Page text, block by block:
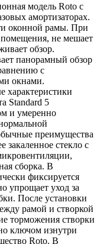
модель Roto c
амортизаторах.
оконной рамы. При
помещения, не мешает
обзор.
панорамный обзор
с
окнами.
характеристики
Standard 5
и умеренно
преимущества
закаленное стекло с
сборка. В
фиксируется
упрощает уход за
После установки
рамой и створкой
торможения створки
ключом изнутри
Roto. В